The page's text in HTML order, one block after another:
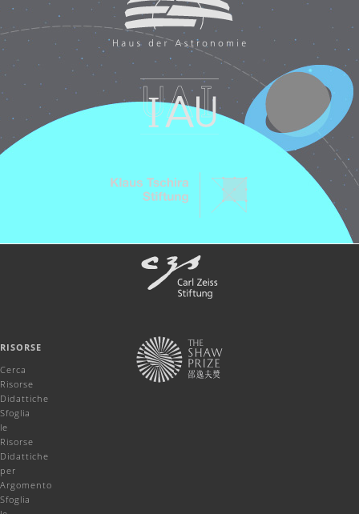
RISORSE
Cerca
Risorse
Didattiche
Sfoglia
le
Risorse
Didattiche
per
Argomento
Sfoglia